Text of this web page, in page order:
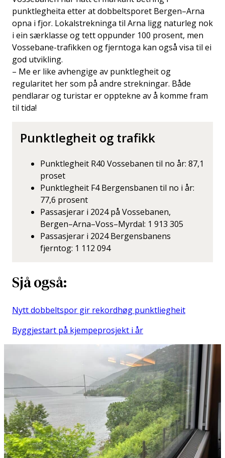
punktlegheita etter at dobbeltsporet Bergen–Arna
opna i fjor. Lokalstrekninga til Arna ligg naturleg nok
i ein særklasse og tett oppunder 100 prosent, men
Vossebane-trafikken og fjerntoga kan også visa til ei
god utvikling.
– Me er like avhengige av punktlegheit og
regularitet her som på andre strekningar. Både
pendlarar og turistar er opptekne av å komme fram
til tida!
Punktlegheit og trafikk
Punktlegheit R40 Vossebanen til no år: 87,1
proset
Punktlegheit F4 Bergensbanen til no i år:
77,6 prosent
Passasjerar i 2024 på Vossebanen,
Bergen–Arna–Voss–Myrdal: 1 913 305
Passasjerar i 2024 Bergensbanens
fjerntog: 1 112 094
Sjå også:
Nytt dobbeltspor gir rekordhøg punktliegheit
Byggjestart på kjempeprosjekt i år